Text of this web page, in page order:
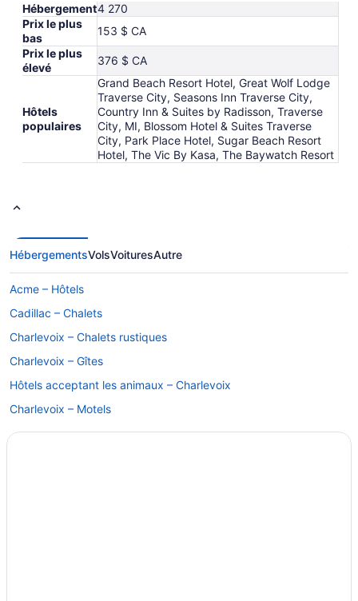
Hébergement4 270
Prix le plus
bas
153 $ CA
Prix le plus
élevé
376 $ CA
Hôtels
populaires
Grand Beach Resort Hotel, Great Wolf Lodge
Traverse City, Seasons Inn Traverse City,
Country Inn & Suites by Radisson, Traverse
City, MI, Blossom Hotel & Suites Traverse
City, Park Place Hotel, Sugar Beach Resort
Hotel, The Vic By Kasa, The Baywatch Resort
HébergementsVolsVoituresAutre
Acme – Hôtels
Cadillac – Chalets
Charlevoix – Chalets rustiques
Charlevoix – Gîtes
Hôtels acceptant les animaux – Charlevoix
Charlevoix – Motels
Cherry Capital – Hôtels à proximité